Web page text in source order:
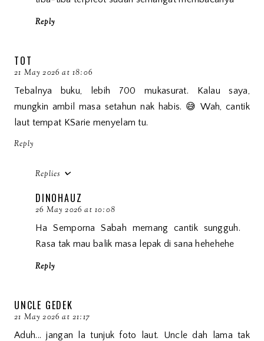
Reply
TOT
21 May 2026 at 18:06
Tebalnya buku, lebih 700 mukasurat. Kalau saya,
mungkin ambil masa setahun nak habis. 😅 Wah, cantik
laut tempat KSarie menyelam tu.
Reply
Replies
DINOHAUZ
26 May 2026 at 10:08
Ha Semporna Sabah memang cantik sungguh.
Rasa tak mau balik masa lepak di sana hehehehe
Reply
UNCLE GEDEK
21 May 2026 at 21:17
Aduh... jangan la tunjuk foto laut. Uncle dah lama tak